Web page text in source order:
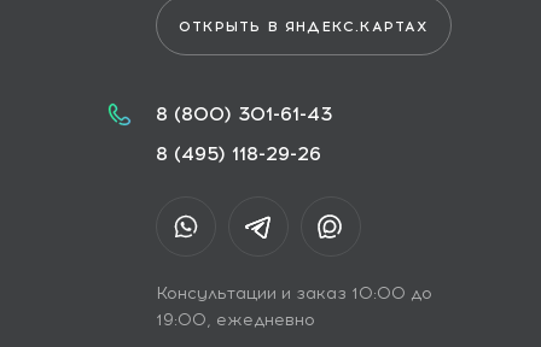
ОТКРЫТЬ В ЯНДЕКС.КАРТАХ
8 (800) 301-61-43
8 (495) 118-29-26
Консультации и заказ 10:00 до
19:00, ежедневно